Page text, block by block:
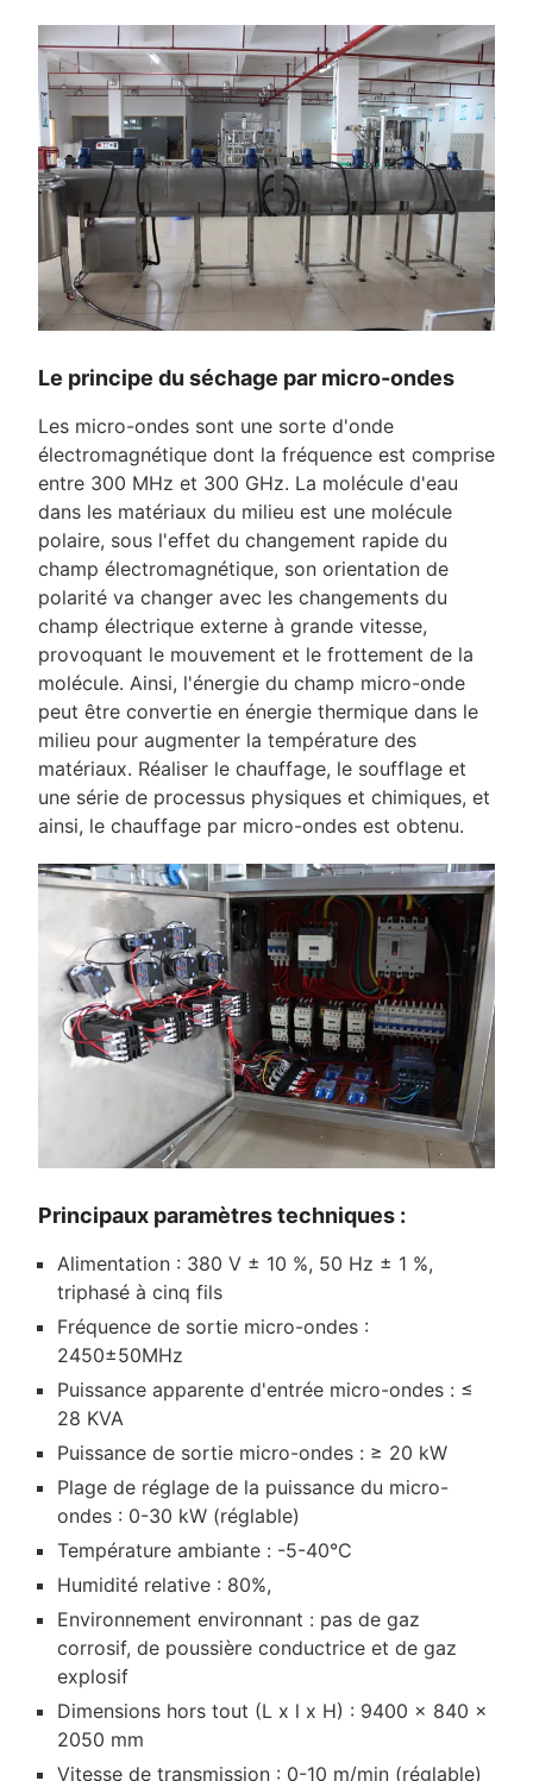
Le principe du séchage par micro-ondes
Les micro-ondes sont une sorte d'onde
électromagnétique dont la fréquence est comprise
entre 300 MHz et 300 GHz. La molécule d'eau
dans les matériaux du milieu est une molécule
polaire, sous l'effet du changement rapide du
champ électromagnétique, son orientation de
polarité va changer avec les changements du
champ électrique externe à grande vitesse,
provoquant le mouvement et le frottement de la
molécule. Ainsi, l'énergie du champ micro-onde
peut être convertie en énergie thermique dans le
milieu pour augmenter la température des
matériaux. Réaliser le chauffage, le soufflage et
une série de processus physiques et chimiques, et
ainsi, le chauffage par micro-ondes est obtenu.
Principaux paramètres techniques :
Alimentation : 380 V ± 10 %, 50 Hz ± 1 %,
triphasé à cinq fils
Fréquence de sortie micro-ondes :
2450±50MHz
Puissance apparente d'entrée micro-ondes : ≤
28 KVA
Puissance de sortie micro-ondes : ≥ 20 kW
Plage de réglage de la puissance du micro-
ondes : 0-30 kW (réglable)
Température ambiante : -5-40°C
Humidité relative : 80%,
Environnement environnant : pas de gaz
corrosif, de poussière conductrice et de gaz
explosif
Dimensions hors tout (L x l x H) : 9400 x 840 x
2050 mm
Vitesse de transmission : 0-10 m/min (réglable)